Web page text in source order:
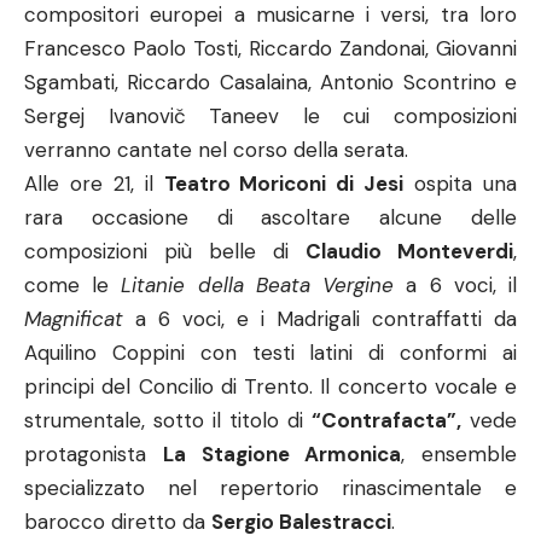
compositori europei a musicarne i versi, tra loro
Francesco Paolo Tosti, Riccardo Zandonai, Giovanni
Sgambati, Riccardo Casalaina, Antonio Scontrino e
Sergej Ivanovič Taneev le cui composizioni
verranno cantate nel corso della serata.
Alle ore 21, il Teatro Moriconi di Jesi ospita una
rara occasione di ascoltare alcune delle
composizioni più belle di Claudio Monteverdi,
come leLitanie della Beata Vergine a 6 voci, il
Magnificat a 6 voci, e i Madrigali contraffatti da
Aquilino Coppini con testi latini di conformi ai
principi del Concilio di Trento. Il concerto vocale e
strumentale, sotto il titolo di “Contrafacta”, vede
protagonista La Stagione Armonica, ensemble
specializzato nel repertorio rinascimentale e
barocco diretto da Sergio Balestracci.